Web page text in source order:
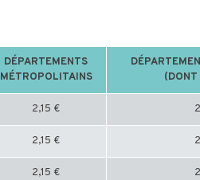
DÉPARTEMENTS
MÉTROPOLITAINS
2,15 €
2,15 €
2,15 €